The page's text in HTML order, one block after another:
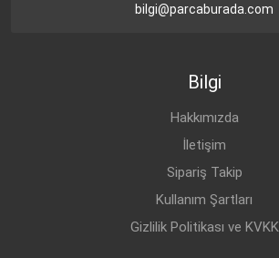
bilgi@parcaburada.com
Bilgi
Hakkımızda
İletişim
Sipariş Takip
Kullanım Şartları
Gizlilik Politikası ve KVKK